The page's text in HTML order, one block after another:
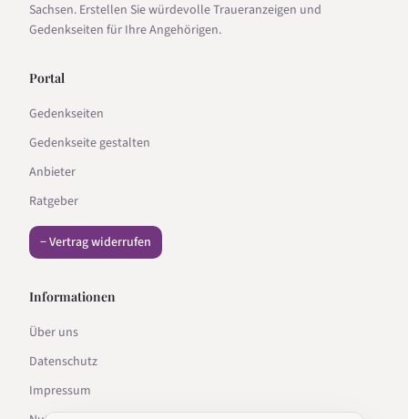
Sachsen. Erstellen Sie würdevolle Traueranzeigen und
Gedenkseiten für Ihre Angehörigen.
Portal
Gedenkseiten
Gedenkseite gestalten
Anbieter
Ratgeber
− Vertrag widerrufen
Informationen
Über uns
Datenschutz
Impressum